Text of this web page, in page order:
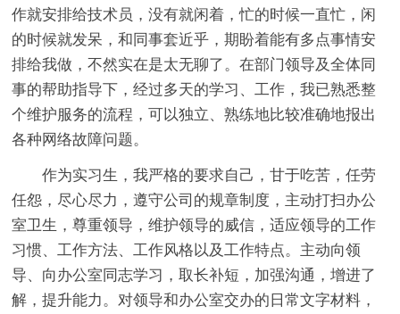
作就安排给技术员，没有就闲着，忙的时候一直忙，闲
的时候就发呆，和同事套近乎，期盼着能有多点事情安
排给我做，不然实在是太无聊了。在部门领导及全体同
事的帮助指导下，经过多天的学习、工作，我已熟悉整
个维护服务的流程，可以独立、熟练地比较准确地报出
各种网络故障问题。
作为实习生，我严格的要求自己，甘于吃苦，任劳
任怨，尽心尽力，遵守公司的规章制度，主动打扫办公
室卫生，尊重领导，维护领导的威信，适应领导的工作
习惯、工作方法、工作风格以及工作特点。主动向领
导、向办公室同志学习，取长补短，加强沟通，增进了
解，提升能力。对领导和办公室交办的日常文字材料，